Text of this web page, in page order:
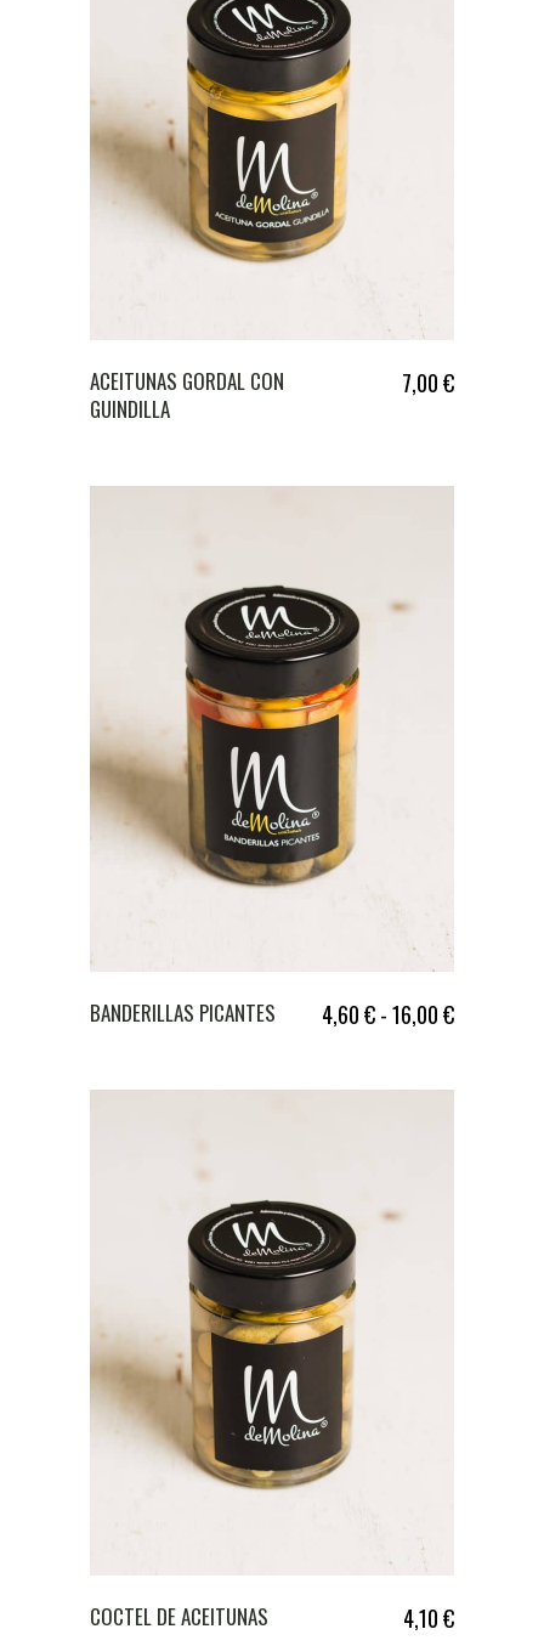
ACEITUNAS GORDAL CON
GUINDILLA
7,00€
BANDERILLAS PICANTES 4,60€-16,00€
COCTEL DE ACEITUNAS 4,10€